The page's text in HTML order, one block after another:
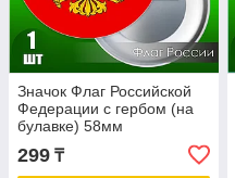
Значок Флаг Российской
Федерации с гербом (на
булавке) 58мм
299 ₸